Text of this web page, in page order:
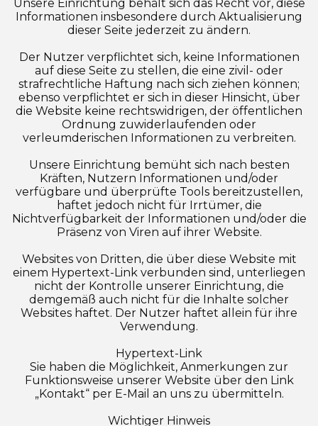
Unsere Einrichtung behält sich das Recht vor, diese
Informationen insbesondere durch Aktualisierung
dieser Seite jederzeit zu ändern.
Der Nutzer verpflichtet sich, keine Informationen
auf diese Seite zu stellen, die eine zivil- oder
strafrechtliche Haftung nach sich ziehen können;
ebenso verpflichtet er sich in dieser Hinsicht, über
die Website keine rechtswidrigen, der öffentlichen
Ordnung zuwiderlaufenden oder
verleumderischen Informationen zu verbreiten.
Unsere Einrichtung bemüht sich nach besten
Kräften, Nutzern Informationen und/oder
verfügbare und überprüfte Tools bereitzustellen,
haftet jedoch nicht für Irrtümer, die
Nichtverfügbarkeit der Informationen und/oder die
Präsenz von Viren auf ihrer Website.
Websites von Dritten, die über diese Website mit
einem Hypertext-Link verbunden sind, unterliegen
nicht der Kontrolle unserer Einrichtung, die
demgemäß auch nicht für die Inhalte solcher
Websites haftet. Der Nutzer haftet allein für ihre
Verwendung.
Hypertext-Link
Sie haben die Möglichkeit, Anmerkungen zur
Funktionsweise unserer Website über den Link
„Kontakt“ per E-Mail an uns zu übermitteln.
Wichtiger Hinweis